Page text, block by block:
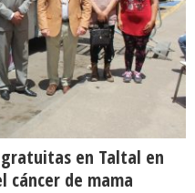
en Taltal en
cáncer de mama